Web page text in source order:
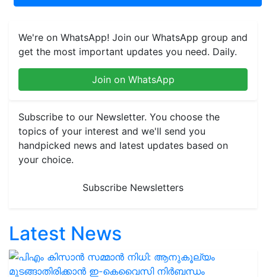
We're on WhatsApp! Join our WhatsApp group and
get the most important updates you need. Daily.
Join on WhatsApp
Subscribe to our Newsletter. You choose the
topics of your interest and we'll send you
handpicked news and latest updates based on
your choice.
Subscribe Newsletters
Latest News